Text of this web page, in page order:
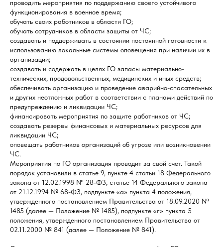
проводить мероприятия по поддержанию своего устойчивого
функционирования в военное время;
обучать своих работников в области ГО;
обучать сотрудников в области защиты от ЧС;
создавать и поддерживать в состоянии постоянной готовности к
использованию локальные системы оповещения при наличии их в
организации;
создавать и содержать в целях ГО запасы материально-
технических, продовольственных, медицинских и иных средств;
обеспечивать организацию и проведение аварийно-спасательных
и других неотложных работ в соответствии с планами действий по
предупреждению и ликвидации ЧС;
финансировать мероприятия по защите работников от ЧС;
создавать резервы финансовых и материальных ресурсов для
ликвидации ЧС;
оповещать работников организаций об угрозе или возникновении
ЧС.
Мероприятия по ГО организация проводит за свой счет. Такой
порядок установили в статье 9, пункте 4 статьи 18 Федерального
закона от 12.02.1998 № 28-ФЗ, статье 14 Федерального закона
от 21.12.1994 № 68-ФЗ, подпункте «а» пункта 4 положения,
утвержденного постановлением Правительства от 18.09.2020 №
1485 (далее — Положение № 1485), подпункте «г» пункта 5
положения, утвержденного постановлением Правительства от
02.11.2000 № 841 (далее — Положение № 841).